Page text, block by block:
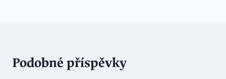
Podobné příspěvky